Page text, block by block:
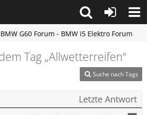
G60 Forum - BMW i5 Elektro Forum
Tag „Allwetterreifen“
Suche nach Tags
Letzte Antwort